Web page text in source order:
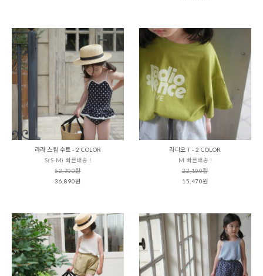
라라 스윔 수트 - 2 COLOR
S(S-M) 빠른배송 !
52,700원
36,890원
라디오 T - 2 COLOR
M 빠른배송 !
22,100원
15,470원